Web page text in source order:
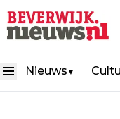
Nieuws ▼